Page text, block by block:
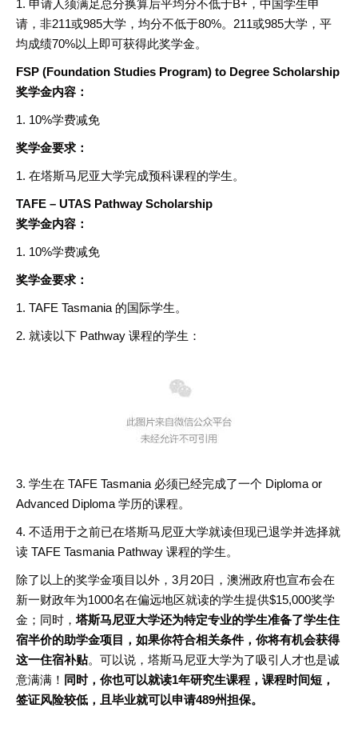
1. 申请人须满足总分换算后平均分不低于B+，中国学生申
请，非211或985大学，均分不低于80%。211或985大学，平
均成绩70%以上即可获得此奖学金。
FSP (Foundation Studies Program) to Degree Scholarship
奖学金内容：
1. 10%学费减免
奖学金要求：
1. 在塔斯马尼亚大学完成预科课程的学生。
TAFE – UTAS Pathway Scholarship
奖学金内容：
1. 10%学费减免
奖学金要求：
1. TAFE Tasmania 的国际学生。
2. 就读以下 Pathway 课程的学生：
3. 学生在 TAFE Tasmania 必须已经完成了一个 Diploma or
Advanced Diploma 学历的课程。
4. 不适用于之前已在塔斯马尼亚大学就读但现已退学并选择就
读 TAFE Tasmania Pathway 课程的学生。
除了以上的奖学金项目以外，3月20日，澳洲政府也宣布会在
新一财政年为1000名在偏远地区就读的学生提供$15,000奖学
金；同时，塔斯马尼亚大学还为特定专业的学生准备了学生住
宿半价的助学金项目，如果你符合相关条件，你将有机会获得
这一住宿补贴。可以说，塔斯马尼亚大学为了吸引人才也是诚
意满满！ 同时，你也可以就读1年研究生课程，课程时间短，
签证风险较低，且毕业就可以申请489州担保。